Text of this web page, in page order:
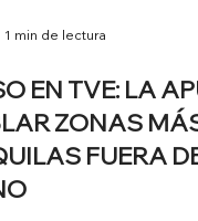
2 min de lectura
20 MEDIOS DE
EN UN MES: